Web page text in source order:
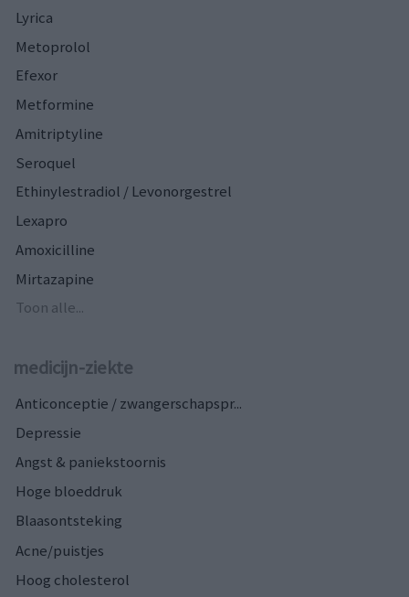
Lyrica
Metoprolol
Efexor
Metformine
Amitriptyline
Seroquel
Ethinylestradiol / Levonorgestrel
Lexapro
Amoxicilline
Mirtazapine
Toon alle...
medicijn-ziekte
Anticonceptie / zwangerschapspr...
Depressie
Angst & paniekstoornis
Hoge bloeddruk
Blaasontsteking
Acne/puistjes
Hoog cholesterol